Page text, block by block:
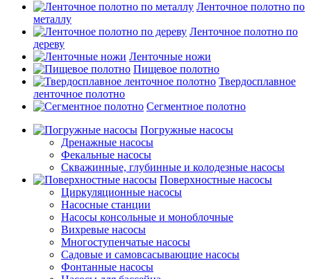
Ленточное полотно по
металлу
Ленточное полотно по
дереву
Ленточные ножи
Пищевое полотно
Твердосплавное
ленточное полотно
Сегментное полотно
Погружные насосы
Дренажные насосы
Фекальные насосы
Скважинные, глубинные и колодезные насосы
Поверхностные насосы
Циркуляционные насосы
Насосные станции
Насосы консольные и моноблочные
Вихревые насосы
Многоступенчатые насосы
Садовые и самовсасывающие насосы
Фонтанные насосы